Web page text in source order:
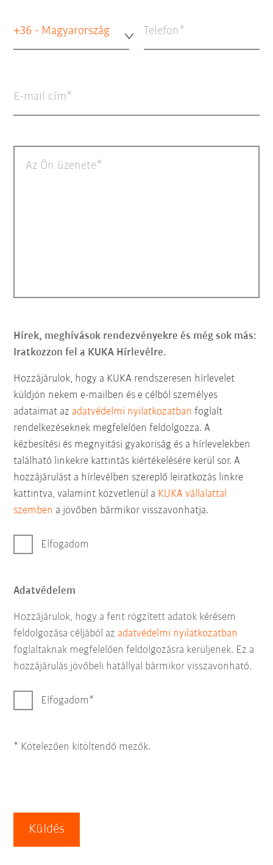
+36 - Magyarország Telefon
E-mail cím
Az Ön üzenete
Hírek, meghívások rendezvényekre és még sok más:
Iratkozzon fel a KUKA Hírlevélre.
Hozzájárulok, hogy a KUKA rendszeresen hírlevelet
küldjön nekem e-mailben és e célból személyes
adataimat az adatvédelmi nyilatkozatban foglalt
rendelkezéseknek megfelelően feldolgozza. A
kézbesítési és megnyitási gyakoriság és a hírlevelekben
található linkekre kattintás kiértékelésére kerül sor. A
hozzájárulást a hírlevélben szereplő leiratkozás linkre
kattintva, valamint közvetlenül a KUKA vállalattal
szemben a jövőben bármikor visszavonhatja.
Elfogadom
Adatvédelem
Hozzájárulok, hogy a fent rögzített adatok kérésem
feldolgozása céljából az adatvédelmi nyilatkozatban
foglaltaknak megfelelően feldolgozásra kerüljenek. Ez a
hozzájárulás jövőbeli hatállyal bármikor visszavonható.
Elfogadom
* Kötelezően kitöltendő mezők.
Küldés